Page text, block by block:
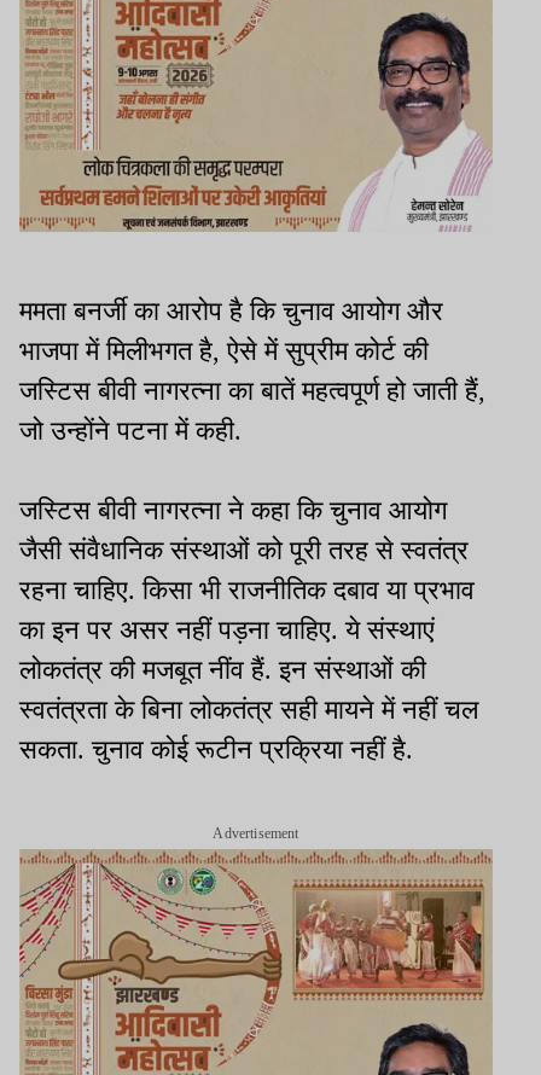
ममता बनर्जी का आरोप है कि चुनाव आयोग और
भाजपा में मिलीभगत है, ऐसे में सुप्रीम कोर्ट की
जस्टिस बीवी नागरत्ना का बातें महत्वपूर्ण हो जाती हैं,
जो उन्होंने पटना में कही.
जस्टिस बीवी नागरत्ना ने कहा कि चुनाव आयोग
जैसी संवैधानिक संस्थाओं को पूरी तरह से स्वतंत्र
रहना चाहिए. किसा भी राजनीतिक दबाव या प्रभाव
का इन पर असर नहीं पड़ना चाहिए. ये संस्थाएं
लोकतंत्र की मजबूत नींव हैं. इन संस्थाओं की
स्वतंत्रता के बिना लोकतंत्र सही मायने में नहीं चल
सकता. चुनाव कोई रूटीन प्रक्रिया नहीं है.
Advertisement